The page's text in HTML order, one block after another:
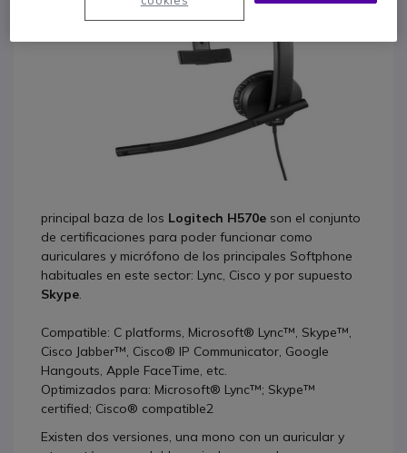
principal baza de los Logitech H570e son el conjunto
de certificaciones para poder funcionar como
auriculares y micrófono de los principales Softphone
habituales en este sector: Lync, Cisco y por supuesto
Skype
Compatible: C platforms, Microsoft® Lync™, Skype™,
Cisco Jabber™, Cisco® IP Communicator, Google
Hangouts, Apple FaceTime, etc.
Optimizados para: Microsoft® Lync™; Skype™
certified; Cisco® compatible2
Existen dos versiones, una mono con un auricular y